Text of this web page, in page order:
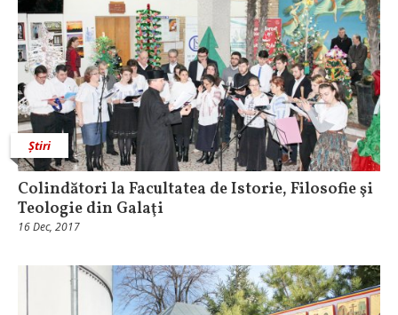
Știri
Colindători la Facultatea de Istorie, Filosofie şi
Teologie din Galaţi
16 Dec, 2017